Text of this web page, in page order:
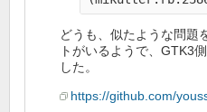
どうも、似たような問題
トがいるようで、GTK3
した。
https://github.com/